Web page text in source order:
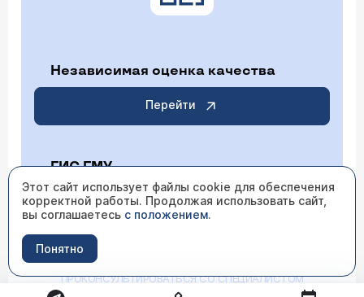
Независимая оценка качества
Перейти
ГИС ГМУ
Перейти
ИМЕЮТСЯ ПРОТИВОПОКАЗАНИЯ НЕОБХОДИМО
ПРОКОНСУЛЬТИРОВАТЬСЯ СО СПЕЦИАЛИСТОМ
Этот сайт использует файлы cookie для обеспечения
корректной работы. Продолжая использовать сайт,
вы соглашаетесь с положением.
Понятно